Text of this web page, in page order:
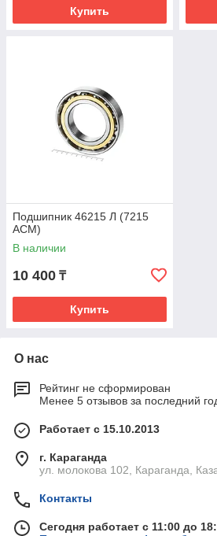
Купить
Подшипник 46215 Л (7215
ACM)
В наличии
10 400 ₸
Купить
О нас
Рейтинг не сформирован
Менее 5 отзывов за последний
Работает с 15.10.2013
г. Караганда
ул. молокова 102, Караганда,
Контакты
Сегодня работает с 11:00 до